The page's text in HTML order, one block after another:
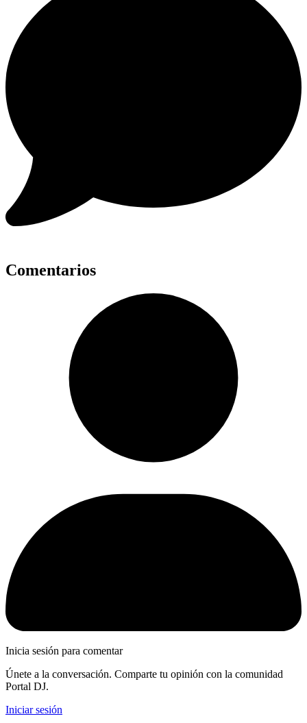
Comentarios
Inicia sesión para comentar
Únete a la conversación. Comparte tu opinión con la comunidad
Portal DJ.
Iniciar sesión